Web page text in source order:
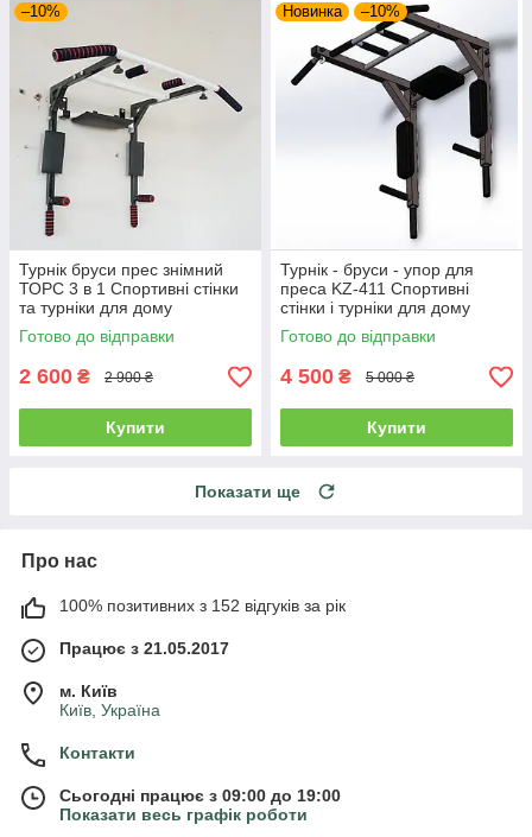
–10%
Турнік бруси прес знімний
ТОРС 3 в 1 Спортивні стінки
та турніки для дому
Готово до відправки
2 600 ₴ 2 900 ₴
Купити
Новинка –10%
Турнік - бруси - упор для
преса KZ-411 Спортивні
стінки і турніки для дому
Готово до відправки
4 500 ₴ 5 000 ₴
Купити
Показати ще
Про нас
100% позитивних з 152 відгуків за рік
Працює з 21.05.2017
м. Київ
Київ, Україна
Контакти
Сьогодні працює з 09:00 до 19:00
Показати весь графік роботи